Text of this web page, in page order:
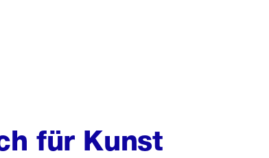
für Kunst